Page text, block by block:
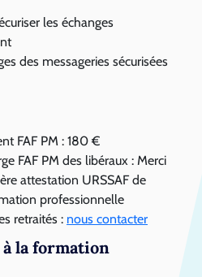
les échanges
des messageries sécurisées
FAF PM : 180 €
FAF PM des libéraux : Merci
attestation URSSAF de
professionnelle
retraités : nous contacter
à la formation